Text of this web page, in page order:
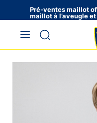
Pré-ventes maillot
maillot à l’aveugle
en VIP !